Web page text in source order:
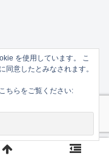
を使用しています。 こ
意したとみなされます。
ちらをご覧ください: